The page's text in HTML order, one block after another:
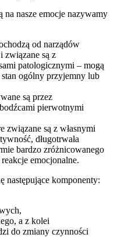
nasze emocje nazywamy
od narządów
związane są z
patologicznymi – mogą
ogólny przyjemny lub
są przez
pierwotnymi
związane są z własnymi
długotrwała
bardzo zróżnicowanego
emocjonalne.
następujące komponenty:
a z kolei
do zmiany czynności